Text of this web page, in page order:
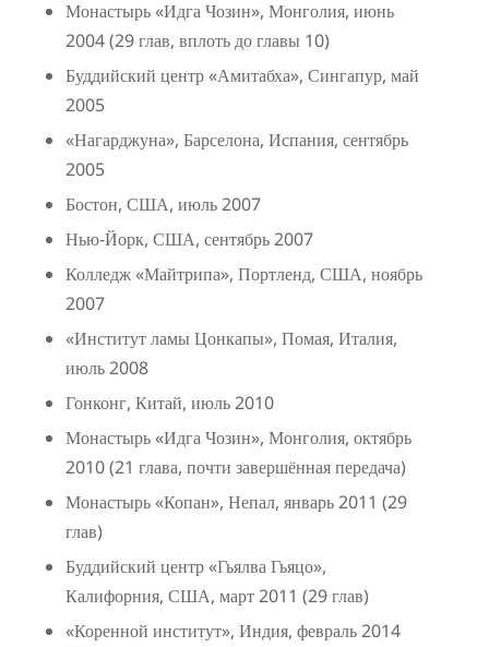
Монастырь «Идга Чозин», Монголия, июнь
2004 (29 глав, вплоть до главы 10)
Буддийский центр «Амитабха», Сингапур, май
2005
«Нагарджуна», Барселона, Испания, сентябрь
2005
Бостон, США, июль 2007
Нью-Йорк, США, сентябрь 2007
Колледж «Майтрипа», Портленд, США, ноябрь
2007
«Институт ламы Цонкапы», Помая, Италия,
июль 2008
Гонконг, Китай, июль 2010
Монастырь «Идга Чозин», Монголия, октябрь
2010 (21 глава, почти завершённая передача)
Монастырь «Копан», Непал, январь 2011 (29
глав)
Буддийский центр «Гьялва Гьяцо»,
Калифорния, США, март 2011 (29 глав)
«Коренной институт», Индия, февраль 2014